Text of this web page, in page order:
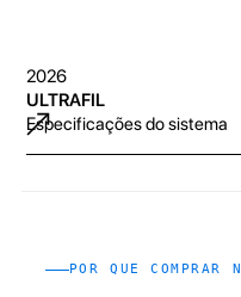
2026
ULTRAFIL
Especificações do sistema
POR QUE COMPRAR